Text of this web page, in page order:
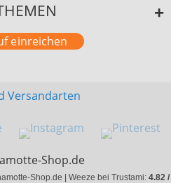
einreichen
Shop.de
Shop.de | Weeze bei Trustami: 4.82 /